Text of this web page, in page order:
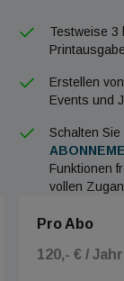
Testweise 3
Erstellen
Events und
Schalten
Funktionen
vollen
Pro Abo
120,- € /